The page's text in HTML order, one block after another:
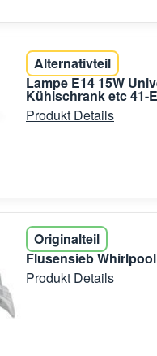
Alternativteil
Lampe E14 15W
Kühlschrank etc 41-
Produkt Details
Originalteil
Flusensieb
Produkt Details